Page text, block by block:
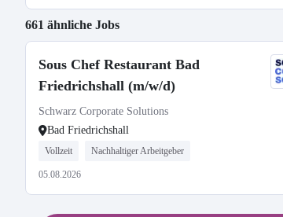
661 ähnliche Jobs
Sous Chef Restaurant Bad
Friedrichshall (m/w/d)
Schwarz Corporate Solutions
Bad Friedrichshall
Vollzeit Nachhaltiger Arbeitgeber
05.08.2026